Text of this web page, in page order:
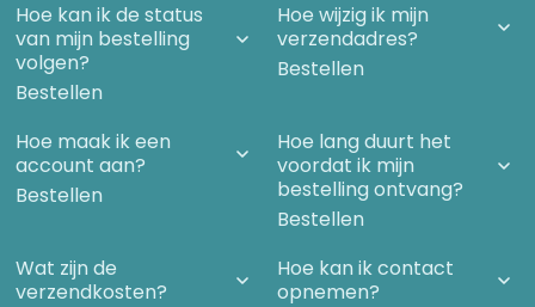
Hoe kan ik de status
van mijn bestelling
volgen?
Bestellen
Hoe wijzig ik mijn
verzendadres?
Bestellen
Hoe maak ik een
account aan?
Bestellen
Hoe lang duurt het
voordat ik mijn
bestelling ontvang?
Bestellen
Wat zijn de
verzendkosten?
Hoe kan ik contact
opnemen?